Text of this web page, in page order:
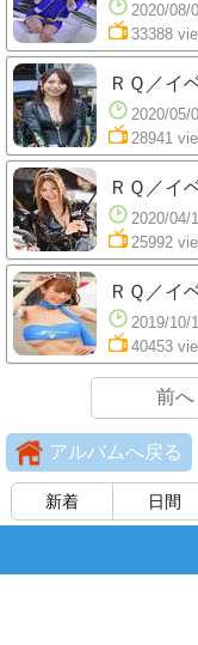
2020/08/
33388
ＲＱ／イ
2020/05/
28941
ＲＱ／イ
2020/04/
25992
ＲＱ／イ
2019/10/
40453
前へ
アルバムへ戻る
新着 日間